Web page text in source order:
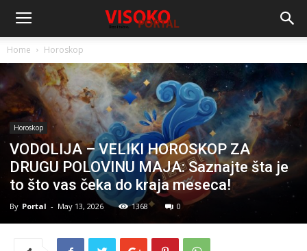
Home Horoskop
Horoskop
VODOLIJA – VELIKI HOROSKOP ZA
DRUGU POLOVINU MAJA: Saznajte šta je
to što vas čeka do kraja meseca!
By Portal - May 13, 2026 1368 0